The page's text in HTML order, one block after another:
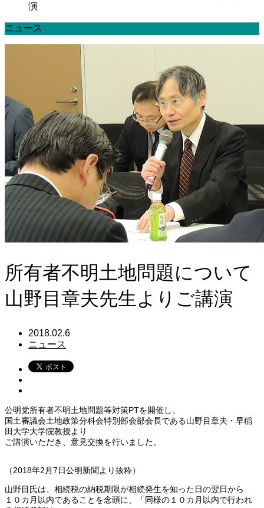
演
ニュース
所有者不明土地問題について
山野目章夫先生よりご講演
2018.02.6
ニュース
公明党所有者不明土地問題等対策PTを開催し、
国土審議会土地政策分科会特別部会部会長である山野目章夫・早稲
田大学大学院教授より
ご講演いただき、意見交換を行いました。
（2018年2月7日公明新聞より抜粋）
山野目氏は、相続税の納税期限が相続発生を知った日の翌日から
１０カ月以内であることを念頭に、「同様の１０カ月以内で行われ